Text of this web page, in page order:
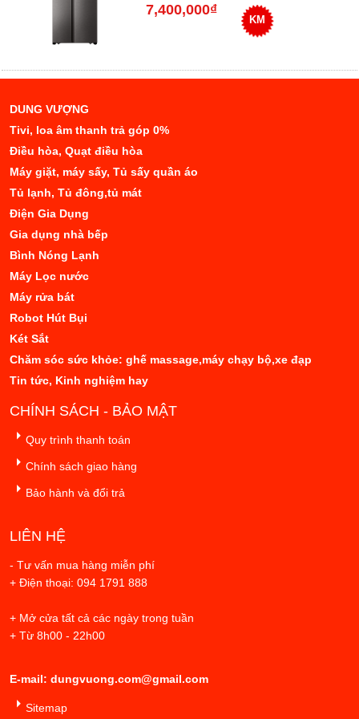
7,400,000₫
KM
DUNG VƯỢNG
Tivi, loa âm thanh trả góp 0%
Điều hòa, Quạt điều hòa
Máy giặt, máy sấy, Tủ sấy quần áo
Tủ lạnh, Tủ đông,tủ mát
Điện Gia Dụng
Gia dụng nhà bếp
Bình Nóng Lạnh
Máy Lọc nước
Máy rửa bát
Robot Hút Bụi
Két Sắt
Chăm sóc sức khỏe: ghế massage,máy chạy bộ,xe đạp
Tin tức, Kinh nghiệm hay
CHÍNH SÁCH - BẢO MẬT
Quy trình thanh toán
Chính sách giao hàng
Bảo hành và đổi trả
LIÊN HỆ
- Tư vấn mua hàng miễn phí
+ Điện thoại: 094 1791 888
+ Mở cửa tất cả các ngày trong tuần
+ Từ 8h00 - 22h00
E-mail: dungvuong.com@gmail.com
Sitemap